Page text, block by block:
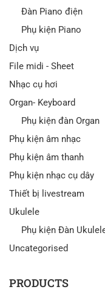
Đàn Piano điện
Phụ kiện Piano
Dịch vụ
File midi - Sheet
Nhạc cụ hơi
Organ- Keyboard
Phụ kiện đàn Organ
Phụ kiện âm nhạc
Phụ kiện âm thanh
Phụ kiện nhạc cụ dây
Thiết bị livestream
Ukulele
Phụ kiện Đàn
Uncategorised
PRODUCTS